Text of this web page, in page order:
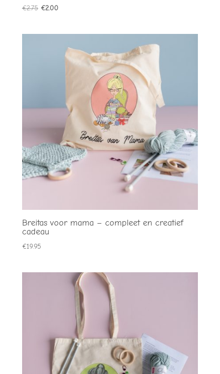
€2.75 Oorspronkelijke
€2.00Huidige
Breitas voor mama – compleet en creatief
cadeau
€19.95